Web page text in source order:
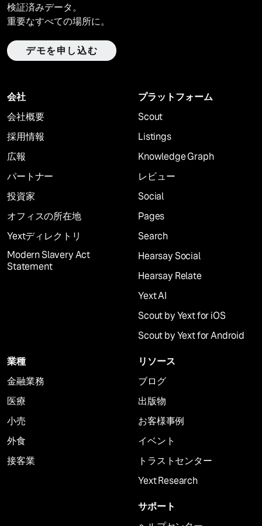
検証済みデータ。
重要なすべての場所に。
デモを申し込む
会社
会社概要
採用情報
広報
パートナー
投資家
オフィスの所在地
Yextディレクトリ
Modern Slavery Act
Statement
プラットフォーム
Scout
Listings
Knowledge Graph
レビュー
Social
Pages
Search
Hearsay Social
Hearsay Relate
Yext AI
Scout by Yext for iOS
Scout by Yext for Android
業種
金融業務
医療
小売
外食
接客業
リソース
ブログ
出版物
お客様事例
イベント
トラストセンター
Yext Research
サポート